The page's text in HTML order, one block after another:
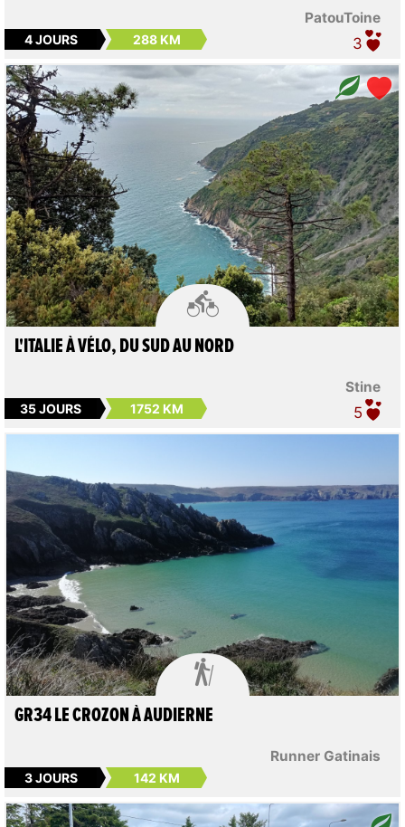
PatouToine
4 JOURS 288 KM 3

Stine
L'ITALIE À VÉLO, DU SUD AU NORD
35 JOURS 1752 KM 5

Runner Gatinais
GR34 LE CROZON À AUDIERNE
3 JOURS 142 KM